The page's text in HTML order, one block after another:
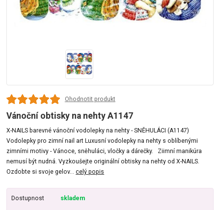
Ohodnotit produkt
Vánoční obtisky na nehty A1147
X-NAILS barevné vánoční vodolepky na nehty - SNĚHULÁCI (A1147)
Vodolepky pro zimní nail art Luxusní vodolepky na nehty s oblíbenými
zimními motivy - Vánoce, sněhuláci, vločky a dárečky. Ziimní manikúra
nemusí být nudná. Vyzkoušejte originální obtisky na nehty od X-NAILS.
Ozdobte si svoje gelov...celý popis
Dostupnost skladem